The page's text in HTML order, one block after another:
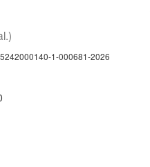
1-000681-2026